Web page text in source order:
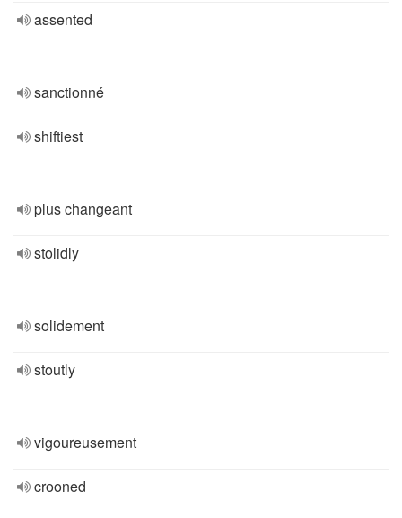
assented
sanctionné
shiftiest
plus changeant
stolidly
solidement
stoutly
vigoureusement
crooned